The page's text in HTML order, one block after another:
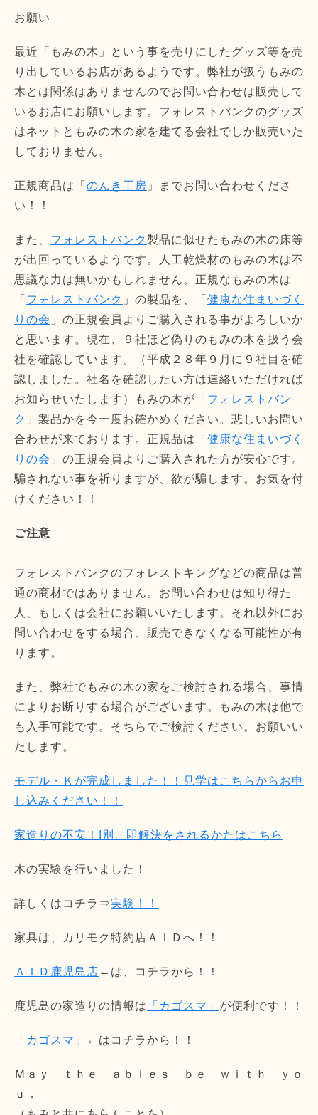
お願い
最近「もみの木」という事を売りにしたグッズ等を売
り出しているお店があるようです。弊社が扱うもみの
木とは関係はありませんのでお問い合わせは販売して
いるお店にお願いします。フォレストバンクのグッズ
はネットともみの木の家を建てる会社でしか販売いた
しておりません。
正規商品は「 のんき工房 」までお問い合わせくださ
い！！
また、 フォレストバンク製品に似せたもみの木の床等
が出回っているようです。人工乾燥材のもみの木は不
思議な力は無いかもしれません。正規なもみの木は
「 フォレストバンク 」の製品を、「 健康な住まいづく
りの会 」の正規会員よりご購入される事がよろしいか
と思います。現在、９社ほど偽りのもみの木を扱う会
社を確認しています。（平成２８年９月に９社目を確
認しました。社名を確認したい方は連絡いただければ
お知らせいたします）もみの木が「 フォレストバン
ク 」製品かを今一度お確かめください。悲しいお問い
合わせが来ております。正規品は「 健康な住まいづく
りの会 」の正規会員よりご購入された方が安心です。
騙されない事を祈りますが、欲が騙します。お気を付
けください！！
ご注意
フォレストバンクのフォレストキングなどの商品は普
通の商材ではありません。お問い合わせは知り得た
人、もしくは会社にお願いいたします。それ以外にお
問い合わせをする場合、販売できなくなる可能性が有
ります。
また、弊社でもみの木の家をご検討される場合、事情
によりお断りする場合がございます。もみの木は他で
も入手可能です。そちらでご検討ください。お願いい
たします。
モデル・Ｋが完成しました！！見学はこちらからお申
し込みください！！
家造りの不安！!別、即解決をされるかたはこちら
木の実験を行いました！
詳しくはコチラ⇒実験！！
家具は、カリモク特約店ＡＩＤへ！！
ＡＩＤ鹿児島店 ←は、コチラから！！
鹿児島の家造りの情報は 「カゴスマ」 が便利です！！
「カゴスマ 」←はコチラから！！
Ｍａｙ ｔｈｅ ａｂｉｅｓ ｂｅ ｗｉｔｈ ｙｏ
ｕ．